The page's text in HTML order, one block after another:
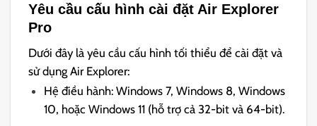
Yêu cầu cấu hình cài đặt Air Explorer
Pro
Dưới đây là yêu cầu cấu hình tối thiểu để cài đặt và
sử dụng Air Explorer:
Hệ điều hành: Windows 7, Windows 8, Windows
10, hoặc Windows 11 (hỗ trợ cả 32-bit và 64-bit).